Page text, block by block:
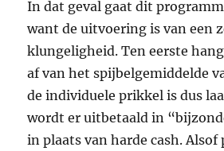
In dat geval gaat dit
want de uitvoering is van een
klungeligheid. Ten eerste
af van het spijbelgemiddelde
de individuele prikkel is dus
wordt er uitbetaald in
in plaats van harde cash.